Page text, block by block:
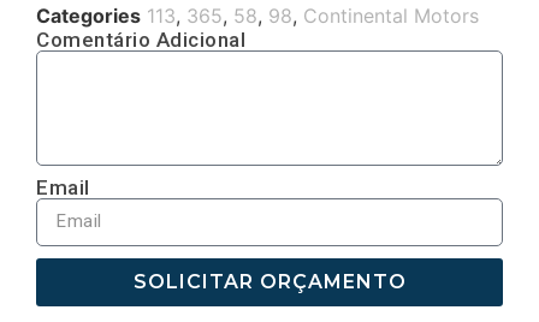
Categories 113, 365, 58, 98, Continental Motors
Comentário Adicional
Email
SOLICITAR ORÇAMENTO